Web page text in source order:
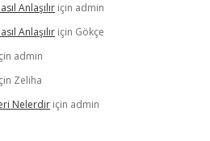
Anlaşılır için admin
Anlaşılır için Gökçe
admin
Zeliha
Nelerdir için admin